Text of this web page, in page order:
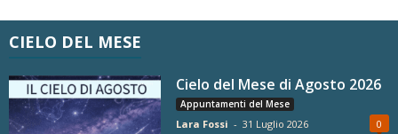
CIELO DEL MESE
Cielo del Mese di Agosto 2026
Appuntamenti del Mese
Lara Fossi - 31 Luglio 2026 0